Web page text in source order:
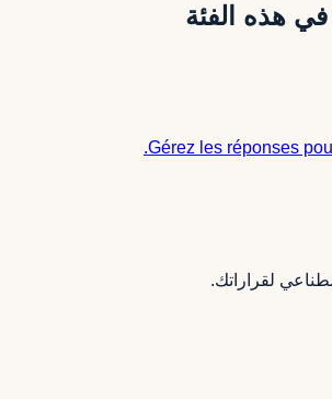
هذه الفئة
Gérez les réponses